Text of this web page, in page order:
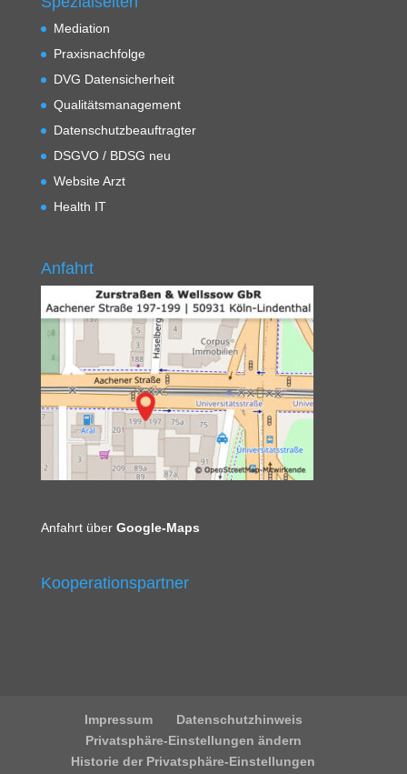
Mediation
Praxisnachfolge
DVG Datensicherheit
Qualitätsmanagement
Datenschutzbeauftragter
DSGVO / BDSG neu
Website Arzt
Health IT
Anfahrt
Anfahrt über Google-Maps
Kooperationspartner
Impressum
Datenschutzhinweis
Privatsphäre-Einstellungen ändern
Historie der Privatsphäre-Einstellungen